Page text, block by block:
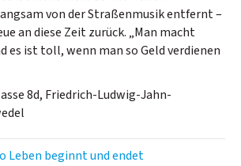
von der Straßenmusik entfernt –
an diese Zeit zurück. „Man macht
es ist toll, wenn man so Geld verdienen
8d, Friedrich-Ludwig-Jahn-
Leben beginnt und endet